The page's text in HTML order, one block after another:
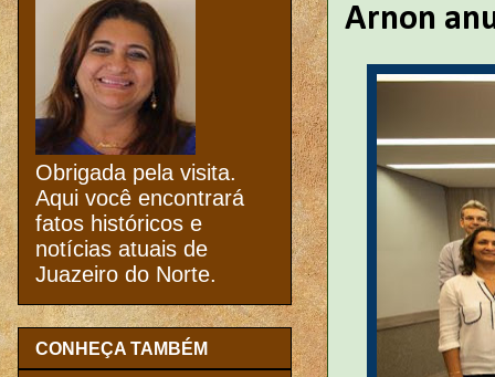
Arnon
Obrigada pela visita.
Aqui você encontrará
fatos históricos e
notícias atuais de
Juazeiro do Norte.
CONHEÇA TAMBÉM